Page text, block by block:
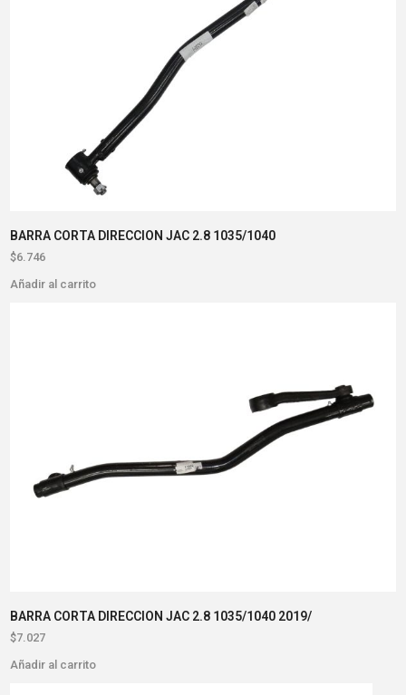
BARRA CORTA DIRECCION JAC 2.8 1035/1040
$6.746
Añadir al carrito
BARRA CORTA DIRECCION JAC 2.8 1035/1040 2019/
$7.027
Añadir al carrito